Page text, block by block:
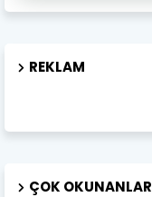
REKLAM
ÇOK OKUNANLAR